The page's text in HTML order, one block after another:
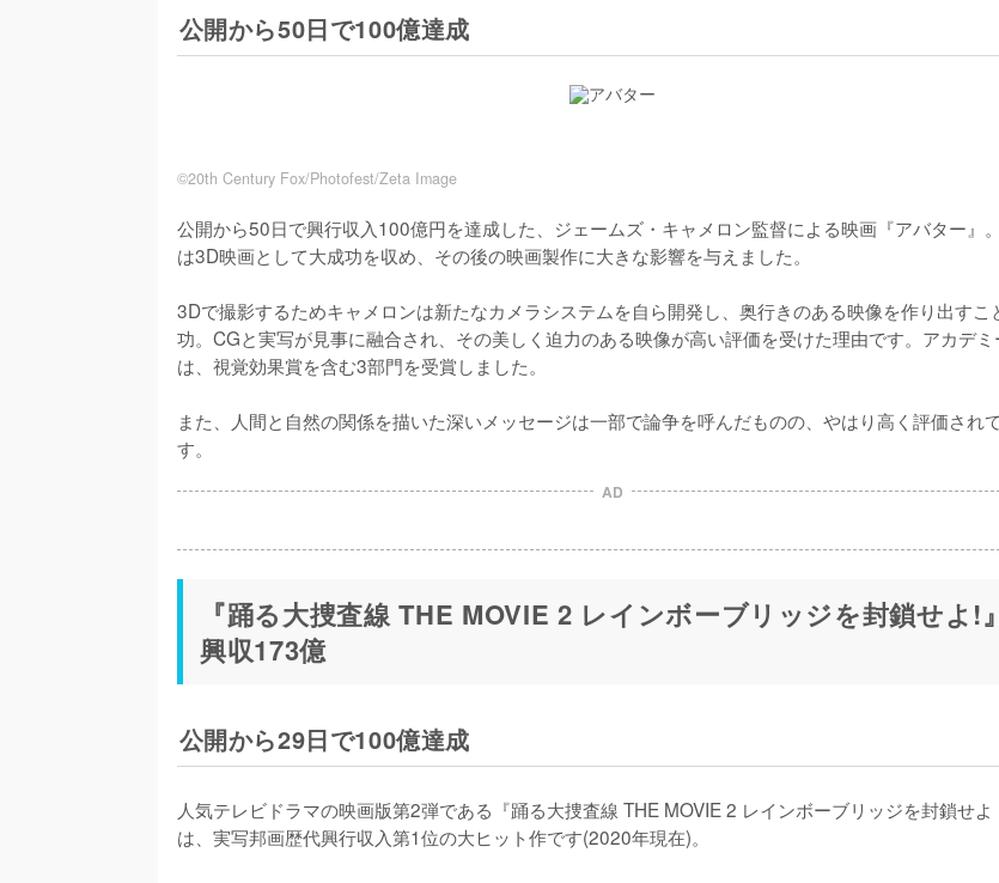
公開から50日で100億達成
©︎20th Century Fox/Photofest/Zeta Image
公開から50日で興行収入100億円を達成した、ジェームズ・キャメロン監督による映画『アバター』
は3D映画として大成功を収め、その後の映画製作に大きな影響を与えました。
3Dで撮影するためキャメロンは新たなカメラシステムを自ら開発し、奥行きのある映像を作り出すこ
功。CGと実写が見事に融合され、その美しく迫力のある映像が高い評価を受けた理由です。アカデ
は、視覚効果賞を含む3部門を受賞しました。
また、人間と自然の関係を描いた深いメッセージは一部で論争を呼んだものの、やはり高く評価され
す。
AD
『踊る大捜査線 THE MOVIE 2 レインボーブリッジを封鎖せよ!』
興収173億
公開から29日で100億達成
人気テレビドラマの映画版第2弾である『踊る大捜査線 THE MOVIE 2 レインボーブリッジを封鎖せよ
は、実写邦画歴代興行収入第1位の大ヒット作です(2020年現在)。